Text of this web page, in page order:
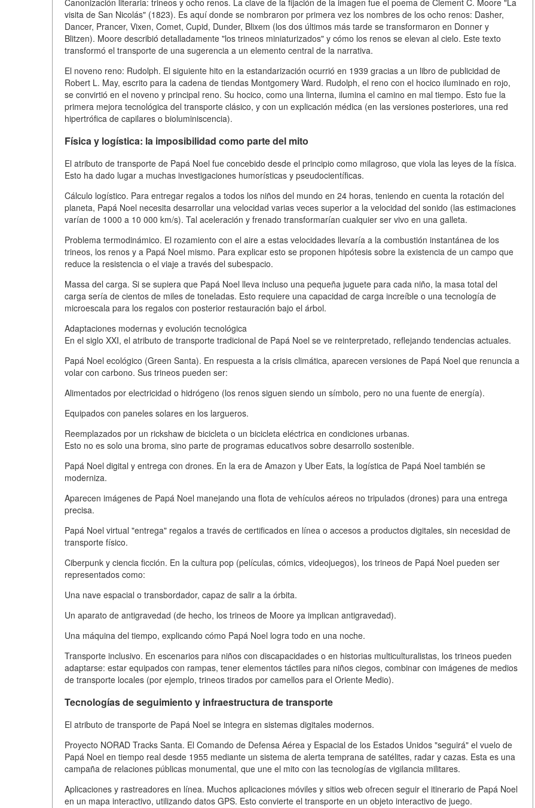
Canonización literaria: trineos y ocho renos. La clave de la fijación de la imagen fue el poema de Clement C. Moore "La
visita de San Nicolás" (1823). Es aquí donde se nombraron por primera vez los nombres de los ocho renos: Dasher,
Dancer, Prancer, Vixen, Comet, Cupid, Dunder, Blixem (los dos últimos más tarde se transformaron en Donner y
Blitzen). Moore describió detalladamente "los trineos miniaturizados" y cómo los renos se elevan al cielo. Este texto
transformó el transporte de una sugerencia a un elemento central de la narrativa.
El noveno reno: Rudolph. El siguiente hito en la estandarización ocurrió en 1939 gracias a un libro de publicidad de
Robert L. May, escrito para la cadena de tiendas Montgomery Ward. Rudolph, el reno con el hocico iluminado en rojo,
se convirtió en el noveno y principal reno. Su hocico, como una linterna, ilumina el camino en mal tiempo. Esto fue la
primera mejora tecnológica del transporte clásico, y con un explicación médica (en las versiones posteriores, una red
hipertrófica de capilares o bioluminiscencia).
Física y logística: la imposibilidad como parte del mito
El atributo de transporte de Papá Noel fue concebido desde el principio como milagroso, que viola las leyes de la física.
Esto ha dado lugar a muchas investigaciones humorísticas y pseudocientíficas.
Cálculo logístico. Para entregar regalos a todos los niños del mundo en 24 horas, teniendo en cuenta la rotación del
planeta, Papá Noel necesita desarrollar una velocidad varias veces superior a la velocidad del sonido (las estimaciones
varían de 1000 a 10 000 km/s). Tal aceleración y frenado transformarían cualquier ser vivo en una galleta.
Problema termodinámico. El rozamiento con el aire a estas velocidades llevaría a la combustión instantánea de los
trineos, los renos y a Papá Noel mismo. Para explicar esto se proponen hipótesis sobre la existencia de un campo que
reduce la resistencia o el viaje a través del subespacio.
Massa del carga. Si se supiera que Papá Noel lleva incluso una pequeña juguete para cada niño, la masa total del
carga sería de cientos de miles de toneladas. Esto requiere una capacidad de carga increíble o una tecnología de
microescala para los regalos con posterior restauración bajo el árbol.
Adaptaciones modernas y evolución tecnológica
En el siglo XXI, el atributo de transporte tradicional de Papá Noel se ve reinterpretado, reflejando tendencias actuales.
Papá Noel ecológico (Green Santa). En respuesta a la crisis climática, aparecen versiones de Papá Noel que renuncia a
volar con carbono. Sus trineos pueden ser:
Alimentados por electricidad o hidrógeno (los renos siguen siendo un símbolo, pero no una fuente de energía).
Equipados con paneles solares en los largueros.
Reemplazados por un rickshaw de bicicleta o un bicicleta eléctrica en condiciones urbanas.
Esto no es solo una broma, sino parte de programas educativos sobre desarrollo sostenible.
Papá Noel digital y entrega con drones. En la era de Amazon y Uber Eats, la logística de Papá Noel también se
moderniza.
Aparecen imágenes de Papá Noel manejando una flota de vehículos aéreos no tripulados (drones) para una entrega
precisa.
Papá Noel virtual "entrega" regalos a través de certificados en línea o accesos a productos digitales, sin necesidad de
transporte físico.
Ciberpunk y ciencia ficción. En la cultura pop (películas, cómics, videojuegos), los trineos de Papá Noel pueden ser
representados como:
Una nave espacial o transbordador, capaz de salir a la órbita.
Un aparato de antigravedad (de hecho, los trineos de Moore ya implican antigravedad).
Una máquina del tiempo, explicando cómo Papá Noel logra todo en una noche.
Transporte inclusivo. En escenarios para niños con discapacidades o en historias multiculturalistas, los trineos pueden
adaptarse: estar equipados con rampas, tener elementos táctiles para niños ciegos, combinar con imágenes de medios
de transporte locales (por ejemplo, trineos tirados por camellos para el Oriente Medio).
Tecnologías de seguimiento y infraestructura de transporte
El atributo de transporte de Papá Noel se integra en sistemas digitales modernos.
Proyecto NORAD Tracks Santa. El Comando de Defensa Aérea y Espacial de los Estados Unidos "seguirá" el vuelo de
Papá Noel en tiempo real desde 1955 mediante un sistema de alerta temprana de satélites, radar y cazas. Esta es una
campaña de relaciones públicas monumental, que une el mito con las tecnologías de vigilancia militares.
Aplicaciones y rastreadores en línea. Muchos aplicaciones móviles y sitios web ofrecen seguir el itinerario de Papá Noel
en un mapa interactivo, utilizando datos GPS. Esto convierte el transporte en un objeto interactivo de juego.